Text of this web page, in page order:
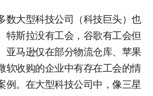
数大型科技公司（科技巨头）也
特斯拉没有工会，谷歌有工会但
亚马逊仅在部分物流仓库、苹果
软收购的企业中有存在工会的情
例。在大型科技公司中，像三星